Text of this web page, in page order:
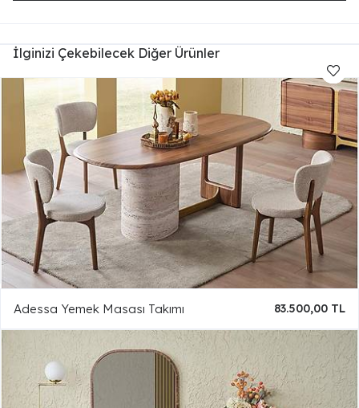
İlginizi Çekebilecek Diğer Ürünler
Adessa Yemek Masası Takımı 83.500,00 TL